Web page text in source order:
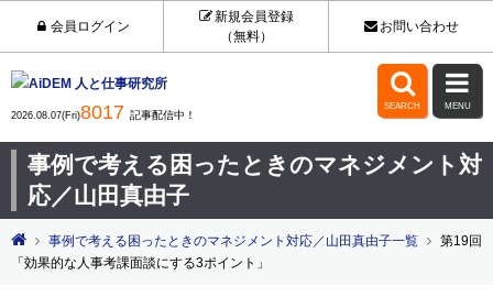
会員ログイン
新規会員登録
（無料）
お問い合わせ
2026.08.07(Fri)8017 記事配信中！

SEARCH

MENU
事例で考える困ったときのマネジメント対
応／山田真由子
事例で考える困ったときのマネジメント対応／山田真由子一覧
第19回
「効果的な人事考課面談にする3ポイント」